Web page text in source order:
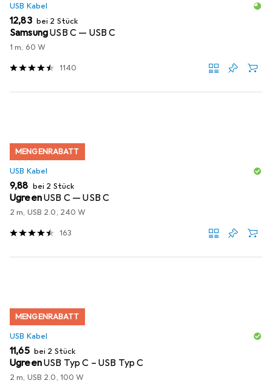
USB Kabel
EUR
12,83 bei 2 Stück
SamsungUSB C — USB C
1 m, 60 W
1140
MENGENRABATT
USB Kabel
EUR
9,88 bei 2 Stück
UgreenUSB C — USB C
2 m, USB 2.0, 240 W
163
MENGENRABATT
USB Kabel
EUR
11,65 bei 2 Stück
UgreenUSB Typ C – USB Typ C
2 m, USB 2.0, 100 W